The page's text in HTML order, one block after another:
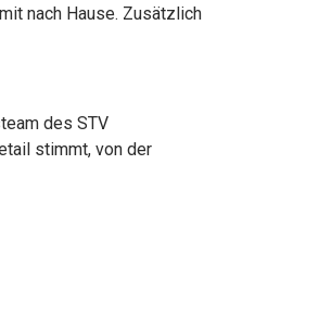
nach Hause. Zusätzlich
des STV
stimmt, von der